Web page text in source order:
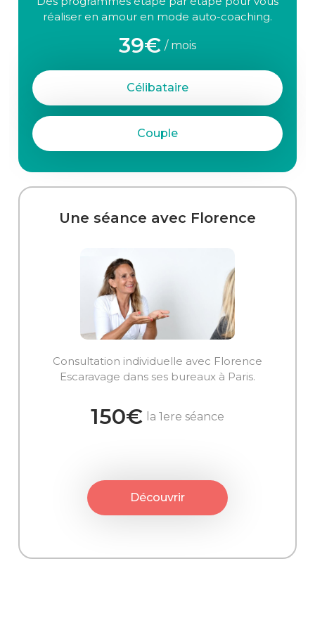
réaliser en amour en mode auto-coaching.
39€ / mois
Célibataire
Couple
Une séance avec Florence
Consultation individuelle avec Florence
Escaravage dans ses bureaux à Paris.
150€ la 1ere séance
Découvrir